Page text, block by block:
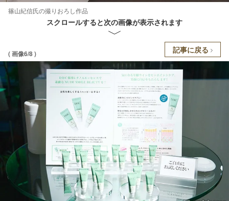
篠山紀信氏の撮りおろし作品
スクロールすると次の画像が表示されます
( 画像6/8 ) 記事に戻る